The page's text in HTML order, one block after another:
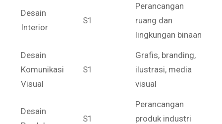
Desain
Interior
S1
Perancangan
ruang dan
lingkungan binaan
Desain
Komunikasi
Visual
S1
Grafis, branding,
ilustrasi, media
visual
Desain
S1
Perancangan
produk industri